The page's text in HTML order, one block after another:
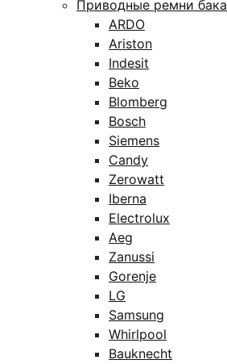
Приводные ремни бака
ARDO
Ariston
Indesit
Beko
Blomberg
Bosch
Siemens
Candy
Zerowatt
Iberna
Electrolux
Aeg
Zanussi
Gorenje
LG
Samsung
Whirlpool
Bauknecht